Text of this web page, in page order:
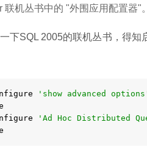
联机丛书中的 "外围应用配置器"。
下SQL 2005的联机丛书，得知
'show advanced
'Ad Hoc Distributed